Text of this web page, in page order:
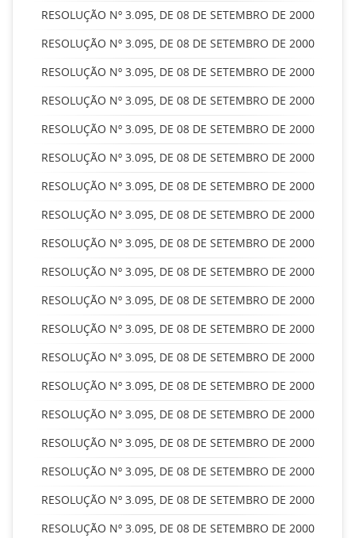
RESOLUÇÃO Nº 3.095, DE 08 DE SETEMBRO DE 2000
RESOLUÇÃO Nº 3.095, DE 08 DE SETEMBRO DE 2000
RESOLUÇÃO Nº 3.095, DE 08 DE SETEMBRO DE 2000
RESOLUÇÃO Nº 3.095, DE 08 DE SETEMBRO DE 2000
RESOLUÇÃO Nº 3.095, DE 08 DE SETEMBRO DE 2000
RESOLUÇÃO Nº 3.095, DE 08 DE SETEMBRO DE 2000
RESOLUÇÃO Nº 3.095, DE 08 DE SETEMBRO DE 2000
RESOLUÇÃO Nº 3.095, DE 08 DE SETEMBRO DE 2000
RESOLUÇÃO Nº 3.095, DE 08 DE SETEMBRO DE 2000
RESOLUÇÃO Nº 3.095, DE 08 DE SETEMBRO DE 2000
RESOLUÇÃO Nº 3.095, DE 08 DE SETEMBRO DE 2000
RESOLUÇÃO Nº 3.095, DE 08 DE SETEMBRO DE 2000
RESOLUÇÃO Nº 3.095, DE 08 DE SETEMBRO DE 2000
RESOLUÇÃO Nº 3.095, DE 08 DE SETEMBRO DE 2000
RESOLUÇÃO Nº 3.095, DE 08 DE SETEMBRO DE 2000
RESOLUÇÃO Nº 3.095, DE 08 DE SETEMBRO DE 2000
RESOLUÇÃO Nº 3.095, DE 08 DE SETEMBRO DE 2000
RESOLUÇÃO Nº 3.095, DE 08 DE SETEMBRO DE 2000
RESOLUÇÃO Nº 3.095, DE 08 DE SETEMBRO DE 2000